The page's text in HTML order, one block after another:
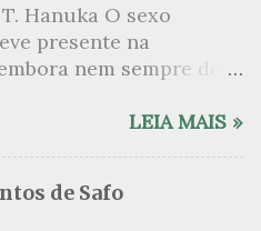
Hanuka O sexo
presente na
nem sempre de
em sua própria
e findaram por revelar
LEIA MAIS »
de Safo